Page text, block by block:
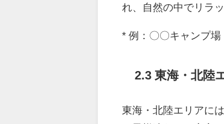
れ、自然の中でリラ
* 例：〇〇キャンプ場
2.3 東海・北陸
東海・北陸エリアに